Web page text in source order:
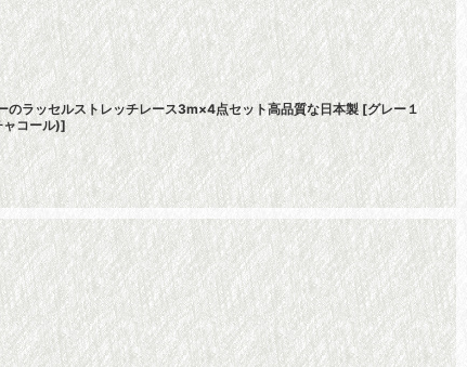
ラッセルストレッチレース3m×4点セット高品質な日本製 [グレー１
コール)]